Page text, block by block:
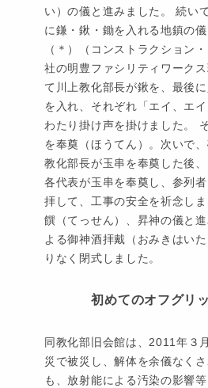
い）の儀と進みました。 続い
に鎌・鍬・鋤を入れる地鎮の
（＊）（コンストラクション
社の明豊ファシリティワーク
て川上教化部長が鍬を、最後
を入れ、それぞれ「エイ、エ
わたり掛け声を掛けました。
を奉奠（ほうてん）。次いで
教化部長が玉串を奉奠した後
各代表が玉串を奉奠し、参列
拝して、工事の安全を祈念し
饌（てっせん）、昇神の儀と
よる御神酒拝戴（おみきはい
りなく閉式しました。
初めてのオフグリ
同教化部旧会館は、2011年３
災で被災し、解体を余儀なく
も、放射能による汚染の影響